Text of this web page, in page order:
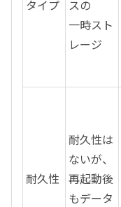
タイプ
スの
一時スト
レージ
耐久性
耐久性は
ないが、
再起動後
もデータ